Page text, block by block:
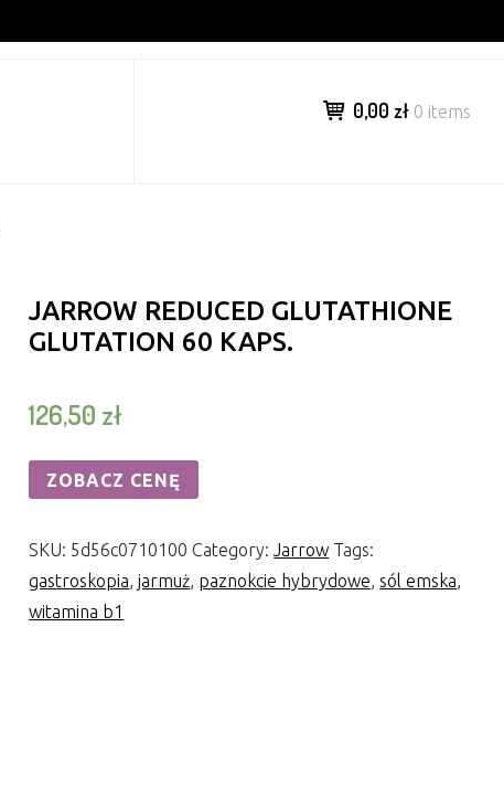
0,00 zł 0 items
JARROW REDUCED GLUTATHIONE
GLUTATION 60 KAPS.
126,50 zł
ZOBACZ CENĘ
SKU: 5d56c0710100 Category:Jarrow Tags:
gastroskopia,jarmuż, paznokcie hybrydowe, sól emska,
witamina b1